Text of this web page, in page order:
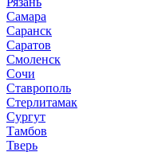
Самара
Саранск
Саратов
Смоленск
Сочи
Ставрополь
Стерлитамак
Сургут
Тамбов
Тверь